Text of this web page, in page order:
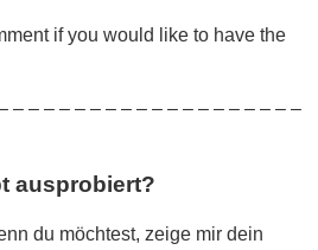
if you would like to have the
– – – – – – – – – – – – – – – – – – –
ausprobiert?
du möchtest, zeige mir dein